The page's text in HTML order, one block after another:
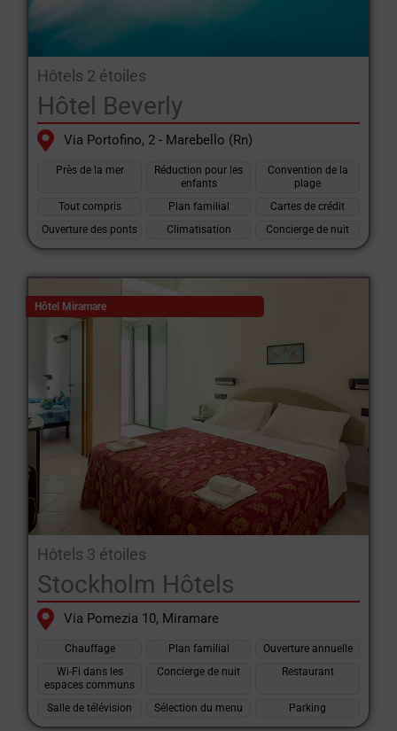
Hôtels 2 étoiles
Hôtel Beverly
Via Portofino, 2 - Marebello (Rn)
Près de la mer
Réduction pour les
enfants
Convention de la
plage
Tout compris
Plan familial
Cartes de crédit
Ouverture des ponts
Climatisation Concierge de nuit
Hôtel Miramare
Hôtels 3 étoiles
Stockholm Hôtels
Via Pomezia 10, Miramare
Chauffage Plan familial
Ouverture annuelle
Wi-Fi dans les
espaces communs
Concierge de nuit Restaurant
Salle de télévision Sélection du menu Parking